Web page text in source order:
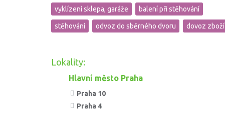
vyklízení sklepa, garáže balení při stěhování
stěhování odvoz do sběrného dvoru dovoz zboží
Lokality:
Hlavní město Praha
Praha 10
Praha 4